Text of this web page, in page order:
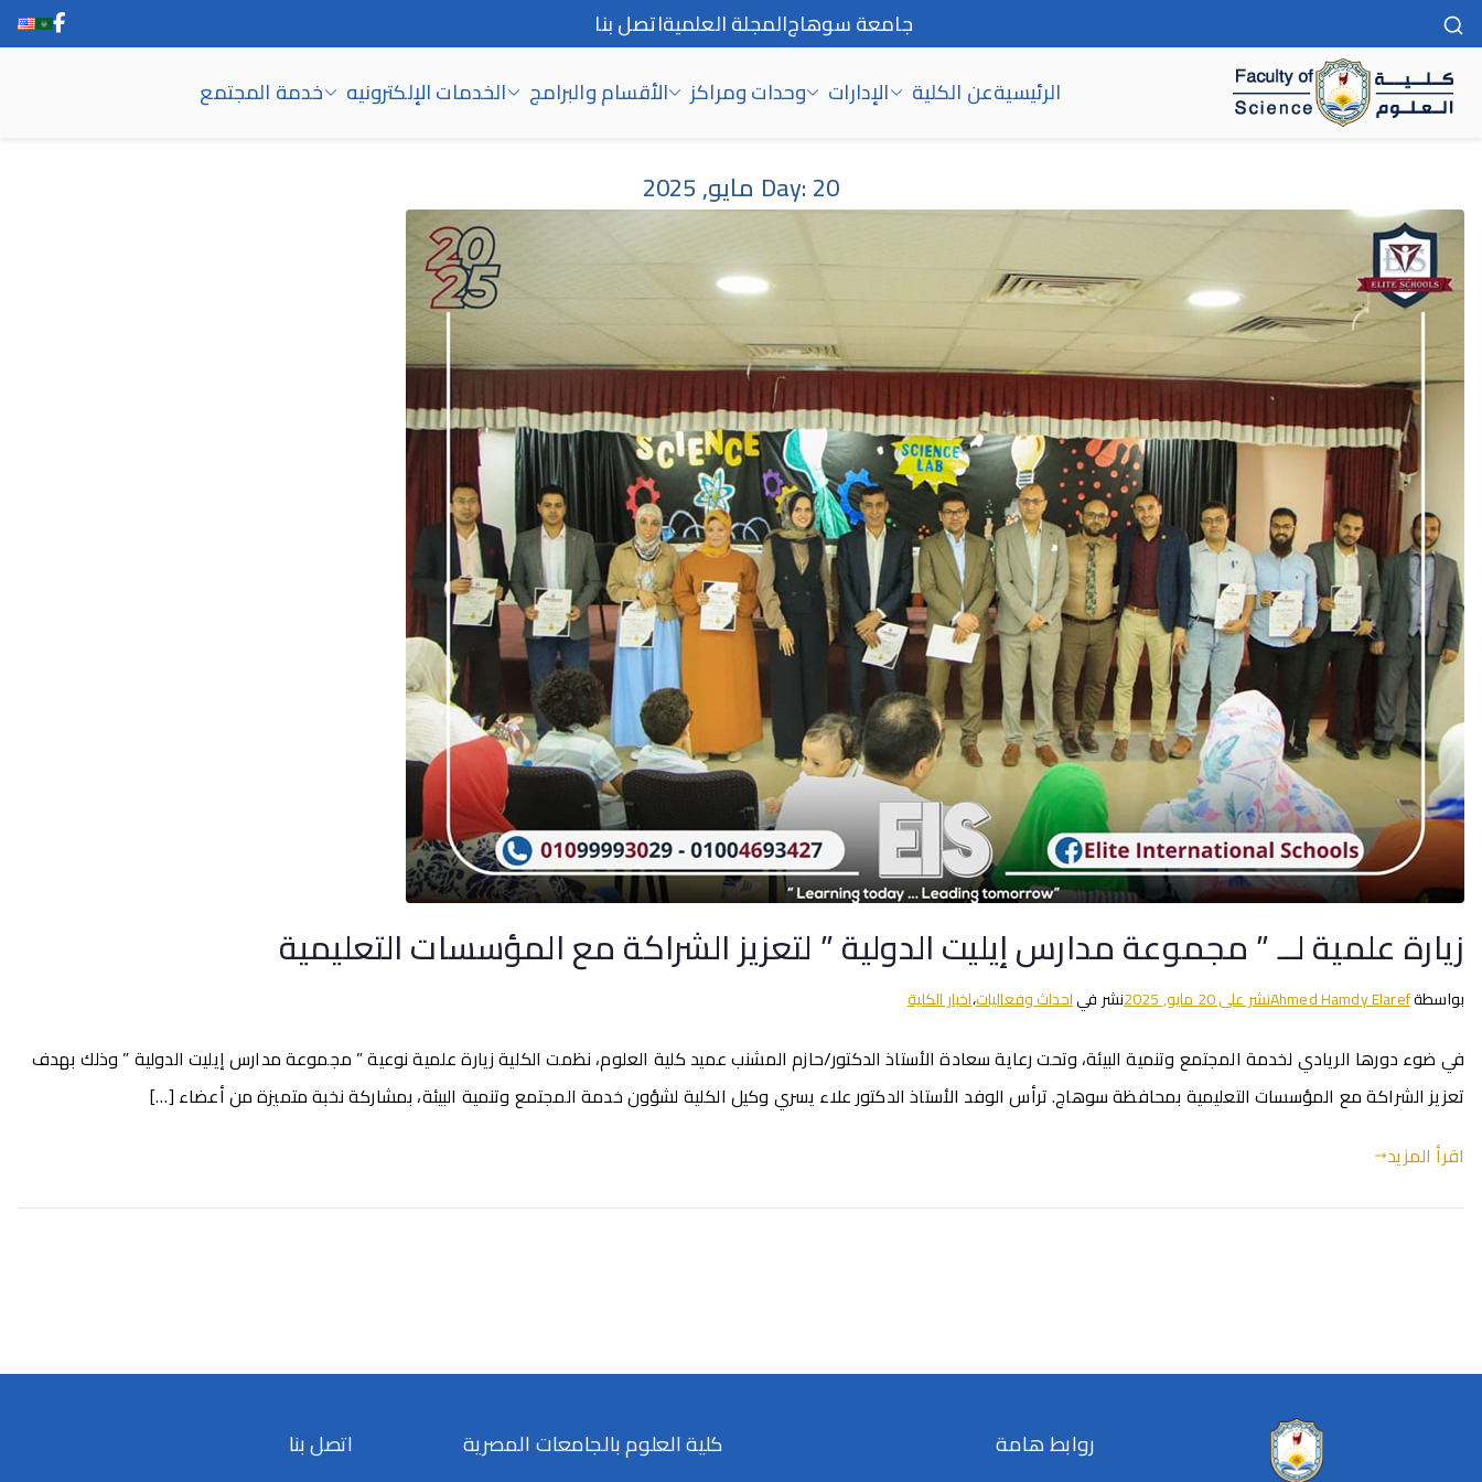
جامعة سوهاجالمجلة العلميةاتصل بنا
الرئيسيةعن الكلية الإدارات وحدات ومراكز الأقسام والبرامج الخدمات الإلكترونيه خدمة المجتمع
Day:20 مايو, 2025
زيارة علمية لــ ” مجموعة مدارس إيليت الدولية ” لتعزيز الشراكة مع المؤسسات التعليمية
بواسطةAhmed Hamdy Elarefنشر على20 مايو, 2025 نشر فياحداث وفعاليات،اخبار الكلية
في ضوء دورها الريادي لخدمة المجتمع وتنمية البيئة، وتحت رعاية سعادة الأستاذ الدكتور/حازم المشنب عميد كلية العلوم، نظمت الكلية زيارة علمية نوعية ” مجموعة مدارس إيليت الدولية ” وذلك بهدف
تعزيز الشراكة مع المؤسسات التعليمية بمحافظة سوهاج. ترأس الوفد الأستاذ الدكتور علاء يسري وكيل الكلية لشؤون خدمة المجتمع وتنمية البيئة، بمشاركة نخبة متميزة من أعضاء […]
اقرأ المزيد
روابط هامة كلية العلوم بالجامعات المصرية اتصل بنا